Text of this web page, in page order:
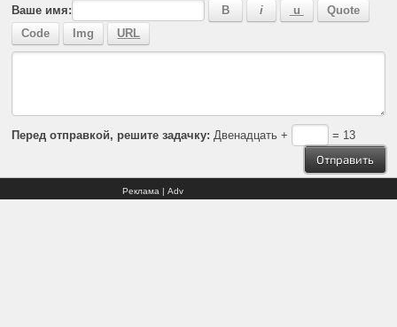
Ваше имя:
Перед отправкой, решите задачку: Двенадцать + = 13
Реклама | Adv